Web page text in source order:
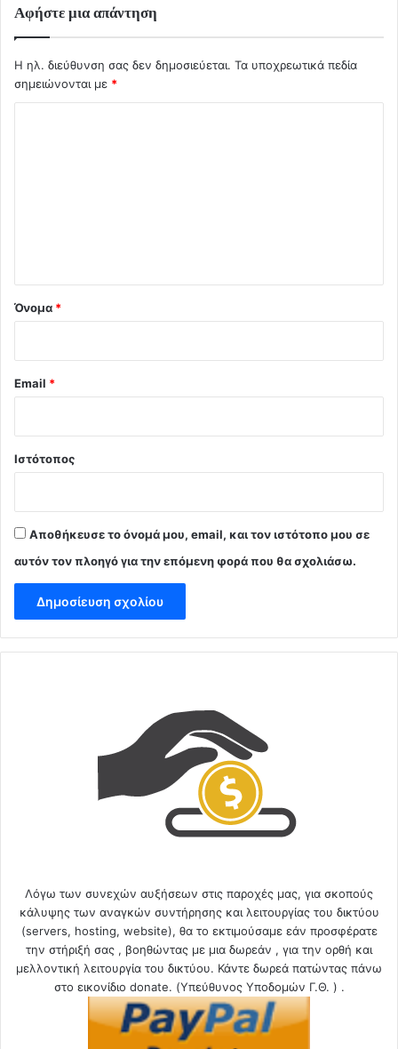
Αφήστε μια απάντηση
Η ηλ. διεύθυνση σας δεν δημοσιεύεται. Τα υποχρεωτικά πεδία
σημειώνονται με *
Όνομα *
Email *
Ιστότοπος
Αποθήκευσε το όνομά μου, email, και τον ιστότοπο μου σε
αυτόν τον πλοηγό για την επόμενη φορά που θα σχολιάσω.
Λόγω των συνεχών αυξήσεων στις παροχές μας, για σκοπούς
κάλυψης των αναγκών συντήρησης και λειτουργίας του δικτύου
(servers, hosting, website), θα το εκτιμούσαμε εάν προσφέρατε
την στήριξή σας , βοηθώντας με μια δωρεάν , για την ορθή και
μελλοντική λειτουργία του δικτύου. Κάντε δωρεά πατώντας πάνω
στο εικονίδιο donate. (Υπεύθυνος Υποδομών Γ.Θ. ) .